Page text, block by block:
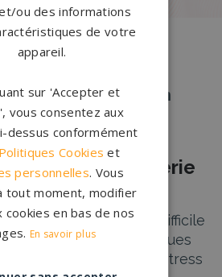
tombales à Pluguffan
Agences de
et de Marbrerie
cher est une épreuve difficile
des obsèques
une source de stress
ou des informations
de votre
appareil.
sur 'Accepter et
vous consentez aux
dessus conformément
Politiques Cookies et
personnelles. Vous
tout moment, modifier
cookies en bas de nos
En savoir plus